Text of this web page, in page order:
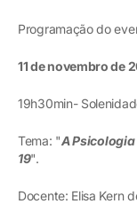
Programação do
11 de novembro de
19h30min-
Tema: "A
19".
Docente: Elisa Kern